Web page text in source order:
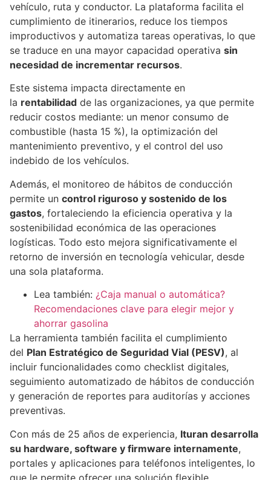
vehículo, ruta y conductor. La plataforma facilita el
cumplimiento de itinerarios, reduce los tiempos
improductivos y automatiza tareas operativas, lo que
se traduce en una mayor capacidad operativa sin
necesidad de incrementar recursos.
Este sistema impacta directamente en
la rentabilidad de las organizaciones, ya que permite
reducir costos mediante: un menor consumo de
combustible (hasta 15 %), la optimización del
mantenimiento preventivo, y el control del uso
indebido de los vehículos.
Además, el monitoreo de hábitos de conducción
permite un control riguroso y sostenido de los
gastos, fortaleciendo la eficiencia operativa y la
sostenibilidad económica de las operaciones
logísticas. Todo esto mejora significativamente el
retorno de inversión en tecnología vehicular, desde
una sola plataforma.
Lea también: ¿Caja manual o automática?
Recomendaciones clave para elegir mejor y
ahorrar gasolina
La herramienta también facilita el cumplimiento
del Plan Estratégico de Seguridad Vial (PESV), al
incluir funcionalidades como checklist digitales,
seguimiento automatizado de hábitos de conducción
y generación de reportes para auditorías y acciones
preventivas.
Con más de 25 años de experiencia, Ituran desarrolla
su hardware, software y firmware internamente,
portales y aplicaciones para teléfonos inteligentes, lo
que le permite ofrecer una solución flexible,